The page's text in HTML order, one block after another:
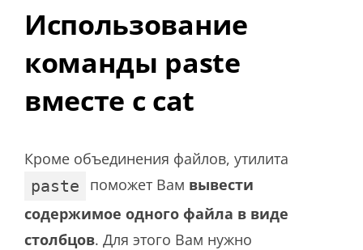
Использование
команды paste
вместе с cat
Кроме объединения файлов, утилита
paste
поможет Вам вывести
содержимое одного файла в виде
столбцов. Для этого Вам нужно